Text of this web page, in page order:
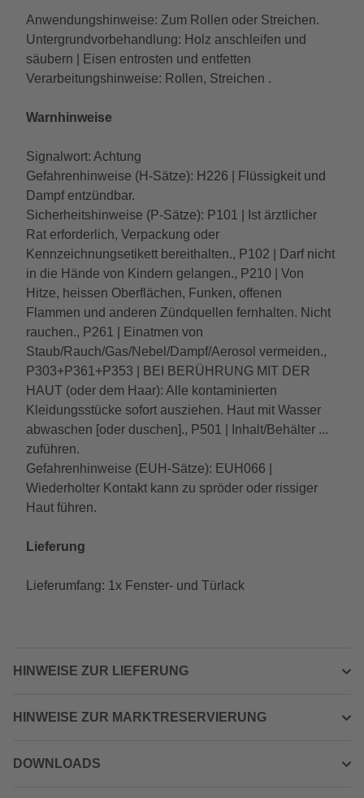
Anwendungshinweise: Zum Rollen oder Streichen.
Untergrundvorbehandlung: Holz anschleifen und
säubern | Eisen entrosten und entfetten
Verarbeitungshinweise: Rollen, Streichen .
Warnhinweise
Signalwort: Achtung
Gefahrenhinweise (H-Sätze): H226 | Flüssigkeit und
Dampf entzündbar.
Sicherheitshinweise (P-Sätze): P101 | Ist ärztlicher
Rat erforderlich, Verpackung oder
Kennzeichnungsetikett bereithalten., P102 | Darf nicht
in die Hände von Kindern gelangen., P210 | Von
Hitze, heissen Oberflächen, Funken, offenen
Flammen und anderen Zündquellen fernhalten. Nicht
rauchen., P261 | Einatmen von
Staub/Rauch/Gas/Nebel/Dampf/Aerosol vermeiden.,
P303+P361+P353 | BEI BERÜHRUNG MIT DER
HAUT (oder dem Haar): Alle kontaminierten
Kleidungsstücke sofort ausziehen. Haut mit Wasser
abwaschen [oder duschen]., P501 | Inhalt/Behälter ...
zuführen.
Gefahrenhinweise (EUH-Sätze): EUH066 |
Wiederholter Kontakt kann zu spröder oder rissiger
Haut führen.
Lieferung
Lieferumfang: 1x Fenster- und Türlack
HINWEISE ZUR LIEFERUNG
HINWEISE ZUR MARKTRESERVIERUNG
DOWNLOADS